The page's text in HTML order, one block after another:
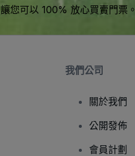
您可以 100% 放心買賣門票。
我們公司
關於我們
公開發佈
會員計劃